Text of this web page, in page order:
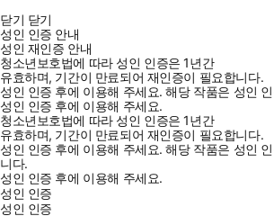
닫기 닫기
성인 인증 안내
성인 재인증 안내
청소년보호법에 따라 성인 인증은 1년간
유효하며, 기간이 만료되어 재인증이 필요합니다.
성인 인증 후에 이용해 주세요.해당 작품은 성인
성인 인증 후에 이용해 주세요.
청소년보호법에 따라 성인 인증은 1년간
유효하며, 기간이 만료되어 재인증이 필요합니다.
성인 인증 후에 이용해 주세요.해당 작품은 성인
니다.
성인 인증 후에 이용해 주세요.
성인 인증
성인 인증